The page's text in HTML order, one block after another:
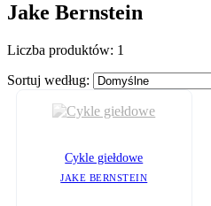
Jake Bernstein
Liczba produktów: 1
Sortuj według:
Cykle giełdowe
JAKE BERNSTEIN